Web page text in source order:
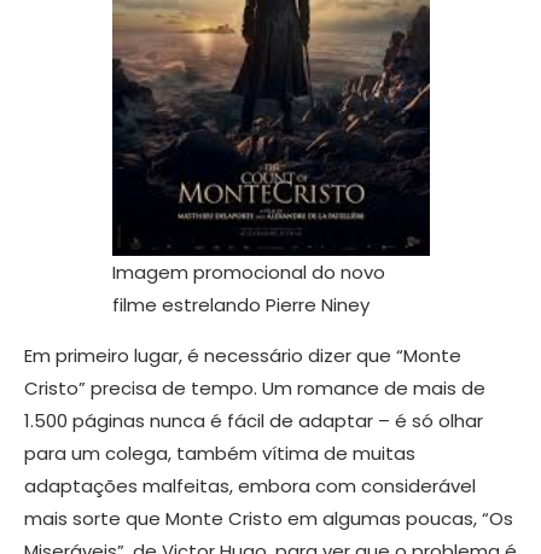
Imagem promocional do novo
filme estrelando Pierre Niney
​Em primeiro lugar, é necessário dizer que “Monte
Cristo” precisa de tempo. Um romance de mais de
1.500 páginas nunca é fácil de adaptar – é só olhar
para um colega, também vítima de muitas
adaptações malfeitas, embora com considerável
mais sorte que Monte Cristo em algumas poucas, “Os